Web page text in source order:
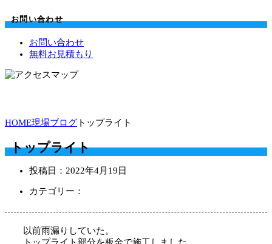
お問い合わせ
お問い合わせ
無料お見積もり
HOME現場ブログ トップライト
トップライト
投稿日： 2022年4月19日
カテゴリー：
以前雨漏りしていた。